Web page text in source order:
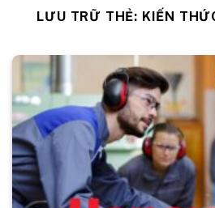
LƯU TRỮ THẺ: KIẾN